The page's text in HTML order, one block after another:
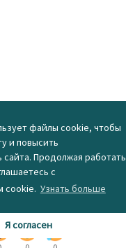
файлы cookie, чтобы
и повысить
Продолжая работать
с
cookie. Узнать больше
Я согласен